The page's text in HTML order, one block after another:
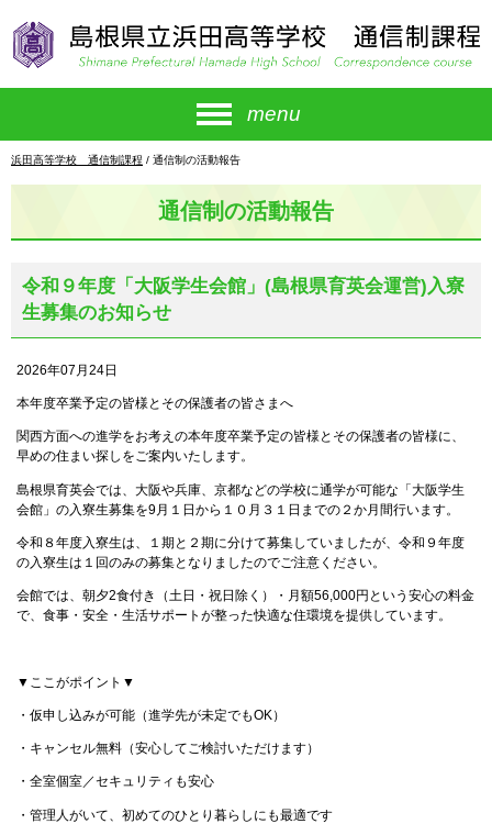
menu
現
浜田高等学校 通信制課程 / 通信制の活動報告
通信制の活動報告
令和９年度「大阪学生会館」(島根県育英会運営)入寮
生募集のお知らせ
2026年07月24日
本年度卒業予定の皆様とその保護者の皆さまへ
関西方面への進学をお考えの本年度卒業予定の皆様とその保護者の皆様に、
早めの住まい探しをご案内いたします。
島根県育英会では、大阪や兵庫、京都などの学校に通学が可能な「大阪学生
会館」の入寮生募集を9月１日から１０月３１日までの２か月間行います。
令和８年度入寮生は、１期と２期に分けて募集していましたが、令和９年度
の入寮生は１回のみの募集となりましたのでご注意ください。
会館では、朝夕2食付き（土日・祝日除く）・月額56,000円という安心の料金
で、食事・安全・生活サポートが整った快適な住環境を提供しています。
▼ここがポイント▼
・仮申し込みが可能（進学先が未定でもOK）
・キャンセル無料（安心してご検討いただけます）
・全室個室／セキュリティも安心
・管理人がいて、初めてのひとり暮らしにも最適です